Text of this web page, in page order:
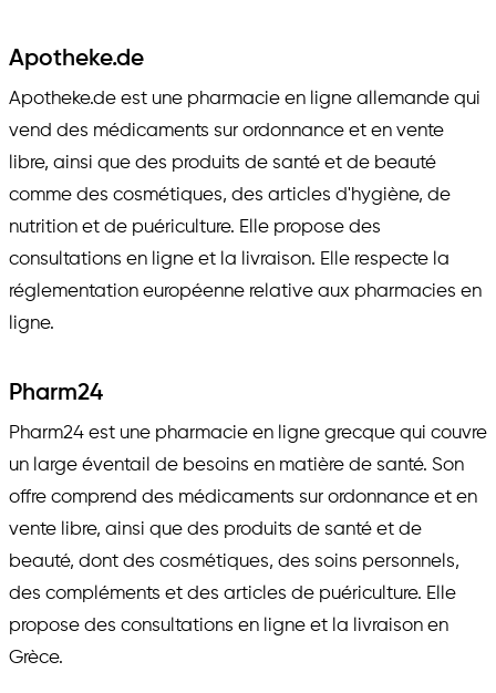
Apotheke.de
Apotheke.de est une pharmacie en ligne allemande qui
vend des médicaments sur ordonnance et en vente
libre, ainsi que des produits de santé et de beauté
comme des cosmétiques, des articles d'hygiène, de
nutrition et de puériculture. Elle propose des
consultations en ligne et la livraison. Elle respecte la
réglementation européenne relative aux pharmacies en
ligne.
Pharm24
Pharm24 est une pharmacie en ligne grecque qui couvre
un large éventail de besoins en matière de santé. Son
offre comprend des médicaments sur ordonnance et en
vente libre, ainsi que des produits de santé et de
beauté, dont des cosmétiques, des soins personnels,
des compléments et des articles de puériculture. Elle
propose des consultations en ligne et la livraison en
Grèce.